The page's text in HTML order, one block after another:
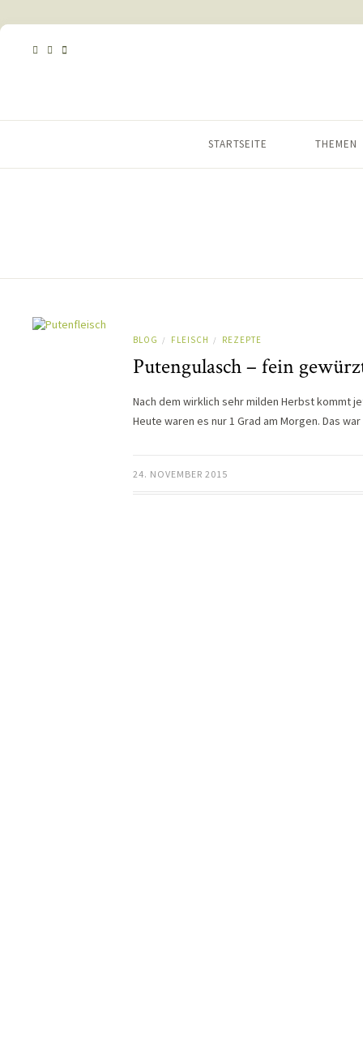
STARTSEITE THEMEN
BLOG / FLEISCH / REZEPTE
Putengulasch – fein
Nach dem wirklich sehr milden Herbst kommt
Heute waren es nur 1 Grad am Morgen. Das
24. NOVEMBER 2015